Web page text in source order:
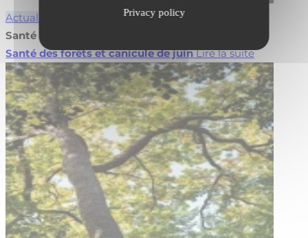
Privacy policy
Actualités
Santé des forêts et canicule de juin
Santé des forêts et canicule de juin Lire la suite